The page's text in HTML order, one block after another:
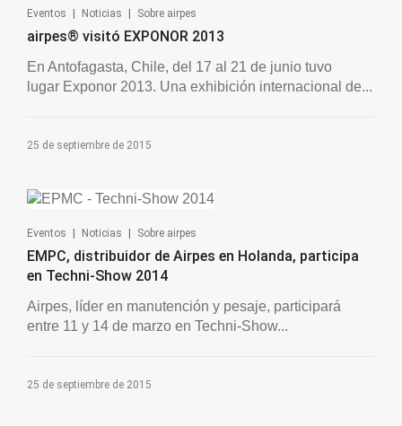
Eventos | Noticias | Sobre airpes
airpes® visitó EXPONOR 2013
En Antofagasta, Chile, del 17 al 21 de junio tuvo
lugar Exponor 2013. Una exhibición internacional de...
25 de septiembre de 2015
Eventos | Noticias | Sobre airpes
EMPC, distribuidor de Airpes en Holanda, participa
en Techni-Show 2014
Airpes, líder en manutención y pesaje, participará
entre 11 y 14 de marzo en Techni-Show...
25 de septiembre de 2015